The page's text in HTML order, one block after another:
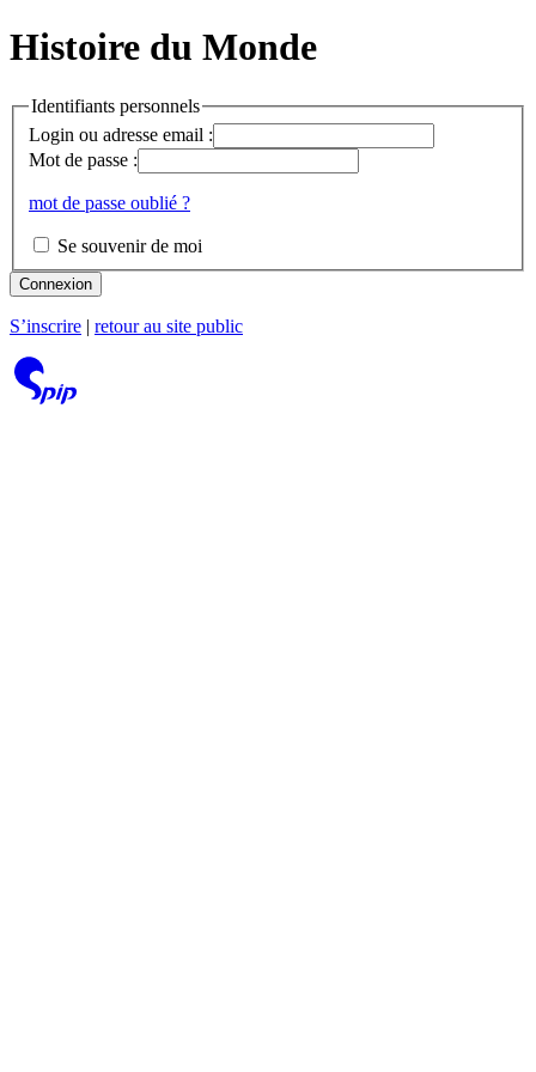
Histoire du Monde
Identifiants personnels
Login ou adresse email :
Mot de passe :
mot de passe oublié ?
Se souvenir de moi
Connexion
S’inscrire retour au site public